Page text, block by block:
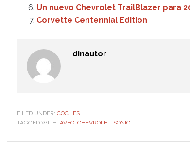
Un nuevo Chevrolet TrailBlazer para
Corvette Centennial Edition
dinautor
FILED UNDER: COCHES
TAGGED WITH: AVEO, CHEVROLET, SONIC